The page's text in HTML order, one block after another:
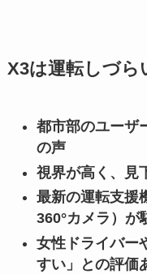
X3は運転しづら
都市部のユーザ
の声
視界が高く、見
最新の運転支援
360°カメラ）が
女性ドライバー
すい」との評価